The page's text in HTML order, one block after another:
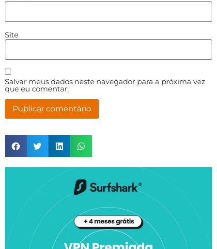
Site
Salvar meus dados neste navegador para a próxima vez
que eu comentar.